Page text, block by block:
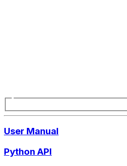
User Manual
Python API